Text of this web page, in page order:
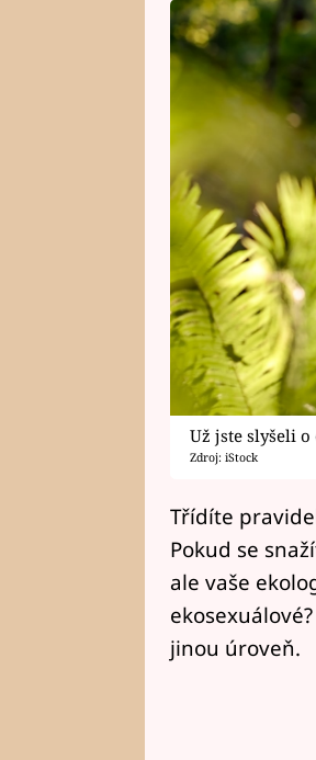
Už jste slyšeli
Zdroj: iStock
Třídíte
Pokud se
ale vaše
jinou úroveň.